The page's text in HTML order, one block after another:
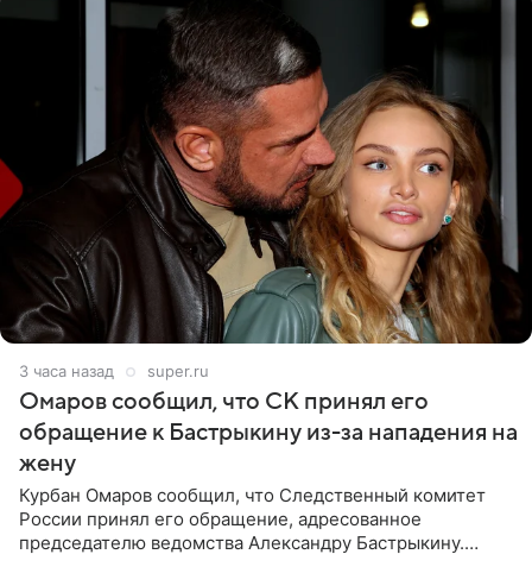
3 часа назад super.ru
Омаров сообщил, что СК принял его
обращение к Бастрыкину из-за нападения на
жену
Курбан Омаров сообщил, что Следственный комитет
России принял его обращение, адресованное
председателю ведомства Александру Бастрыкину.